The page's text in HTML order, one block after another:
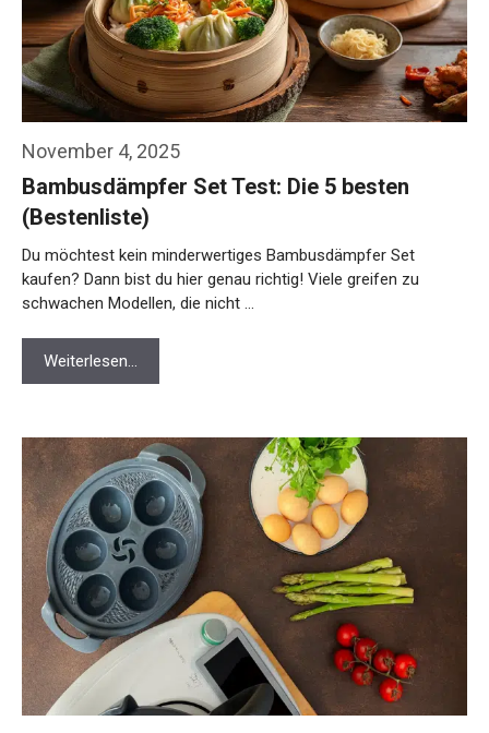
November 4, 2025
Bambusdämpfer Set Test: Die 5 besten
(Bestenliste)
Du möchtest kein minderwertiges Bambusdämpfer Set
kaufen? Dann bist du hier genau richtig! Viele greifen zu
schwachen Modellen, die nicht …
Weiterlesen…